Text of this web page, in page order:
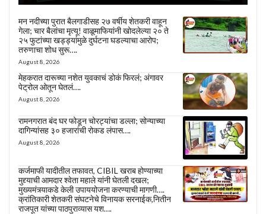
मन नदीच्या पुरात बैलगाडीसह २७ वर्षीय शेतकरी वाहून
गेला; चार बैलांचा मृत्यू! वाळूमाफियांनी खोदलेल्या २० ते
२५ फुटांच्या खड्ड्यांमुळे दुर्घटना घडल्याचा आरोप;
तरुणाचा शोध सुरू….
August 8, 2026
मेहकरात दारूच्या नशेत युवकाचं डोकं फिरलं; अंगावर
पेट्रोल ओतून घेतलं….
August 8, 2026
रामनगरात बंद घर फोडून चोरट्यांचा डल्ला; सोन्याच्या
दागिन्यांसह ३० हजारांची रोकड लंपास….
August 8, 2026
कर्जमाफी यादीतील तफावत, CIBIL खराब होण्याच्या
मुद्द्याची आमदार श्वेता महाले यांनी घेतली दखल;
मुख्यमंत्र्याकडे केली उपाययोजना करण्याची मागणी….
क्रांतिकारी शेतकरी संघटनेचे विनायक सरनाईक,नितीन
राजपूत यांच्या पाठपुराव्यास यश….